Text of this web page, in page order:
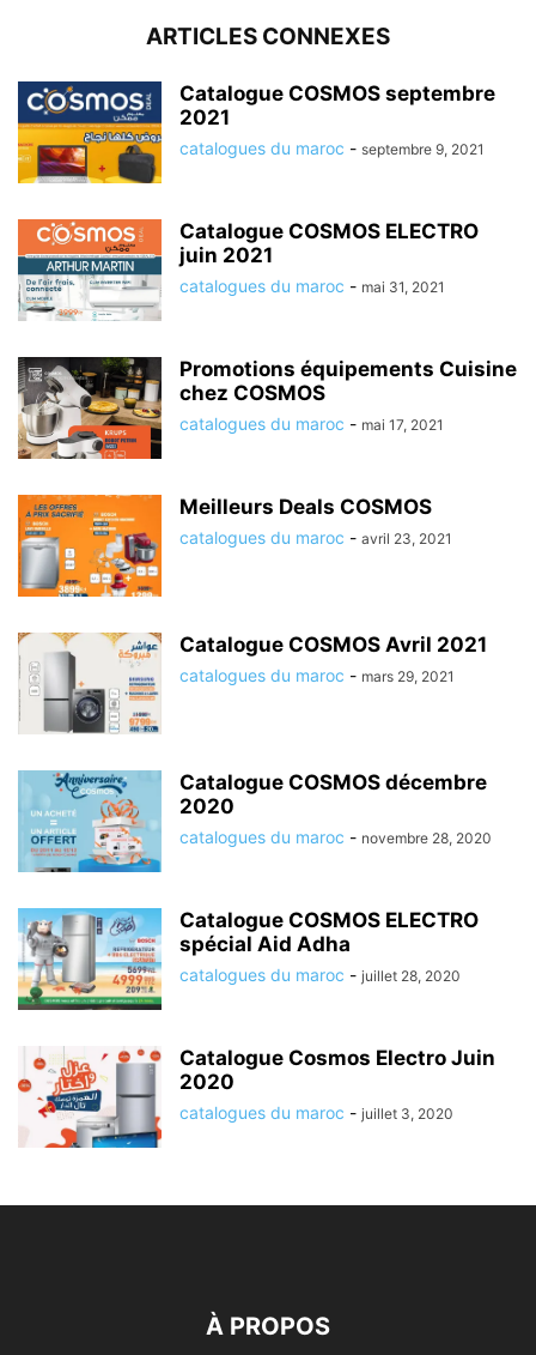
ARTICLES CONNEXES
Catalogue COSMOS septembre
2021
catalogues du maroc - septembre 9, 2021
Catalogue COSMOS ELECTRO
juin 2021
catalogues du maroc - mai 31, 2021
Promotions équipements Cuisine
chez COSMOS
catalogues du maroc - mai 17, 2021
Meilleurs Deals COSMOS
catalogues du maroc - avril 23, 2021
Catalogue COSMOS Avril 2021
catalogues du maroc - mars 29, 2021
Catalogue COSMOS décembre
2020
catalogues du maroc - novembre 28, 2020
Catalogue COSMOS ELECTRO
spécial Aid Adha
catalogues du maroc - juillet 28, 2020
Catalogue Cosmos Electro Juin
2020
catalogues du maroc - juillet 3, 2020
À PROPOS